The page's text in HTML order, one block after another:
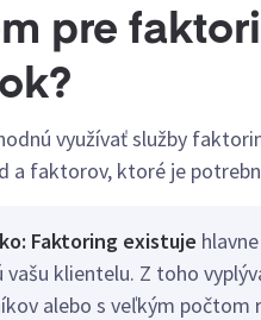
pre
využívať služby
a faktorov, ktoré je
Faktoring existuje
klientelu. Z toho
alebo s veľkým